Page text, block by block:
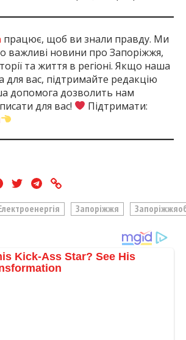
працює, щоб ви знали правду. Ми
важливі новини про Запоріжжя,
та життя в регіоні. Якщо наша
для вас, підтримайте редакцію
допомога дозволить нам
для вас!
Підтримати:
Запоріжжя